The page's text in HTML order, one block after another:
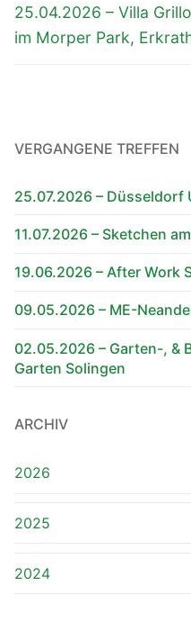
Vorheriger
Beitrag:
25.04.2026 – Villa Grillo
im Morper Park,
VERGANGENE TREFFEN
25.07.2026 – Düsseldorf
11.07.2026 – Sketchen
19.06.2026 – After Work
09.05.2026 – ME-
02.05.2026 – Garten-, &
Garten Solingen
ARCHIV
2026
2025
2024